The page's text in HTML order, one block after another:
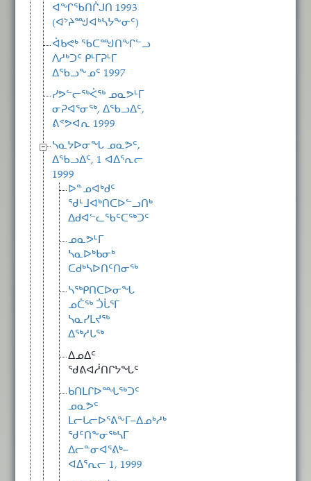
ᐊᖏᖃᑎᒌᒍᑎ 1993
(ᐊᔾᔨᙳᐊᒃᓴᔭᖕᓂᑦ)
ᐋᑲᕙᒃ ᖃᑕᙳᑎᖏᓪᓗ
ᐱᓱᒃᑐᑦ ᑭᒻᒥᕈᒻᒥ
ᐃᖃᓗᖕᓄᑦ 1997
ᓯᕗᓪᓕᖅᐹᖅ ᓄᓇᕗᒻᒥ
ᓂᕈᐊᕐᓂᖅ, ᐃᖃᓗᐃᑦ,
ᕕᕝᕗᐊᕆ 1999
ᓴᓇᔭᐅᓂᖓ ᓄᓇᕗᑦ,
ᐃᖃᓗᐃᑦ, 1 ᐊᐃᕐᕆᓕ
1999
ᐅᓐᓄᐊᒃᑯᑦ
ᖁᒻᒧᐊᒃᑎᑕᐅᓪᓗᑎᒃ
ᐃᑯᐊᓪᓚᖃᑦᑕᖅᑐᑦ
ᓄᓇᕗᒻᒥ
ᓴᓇᐅᒃᑲᓂᒃ
ᑕᑯᒃᓴᐅᑎᑦᑎᓂᖅ
ᓴᖅᑭᑎᑕᐅᓂᖓ
ᓄᑖᖅ ᑑᒑᕐᒥ
ᓴᓇᓯᒪᔪᖅ
ᐃᖅᓱᒐᖅ
ᐃᓄᐃᑦ
ᖁᕕᐊᓲᑎᒋᔭᖓᑦ
ᑲᑎᒪᒋᐅᙵᖅᑐᑦ
ᓄᓇᕗᑦ
ᒪᓕᒐᓕᐅᕐᕕᖕᒥ−ᐃᓄᒃᓱᒃ
ᖁᑦᑎᖕᓂᖅᓴᒥ
ᐃᓕᓐᓂᐊᕐᕕᒃ−
ᐊᐃᕐᕆᓕ 1, 1999